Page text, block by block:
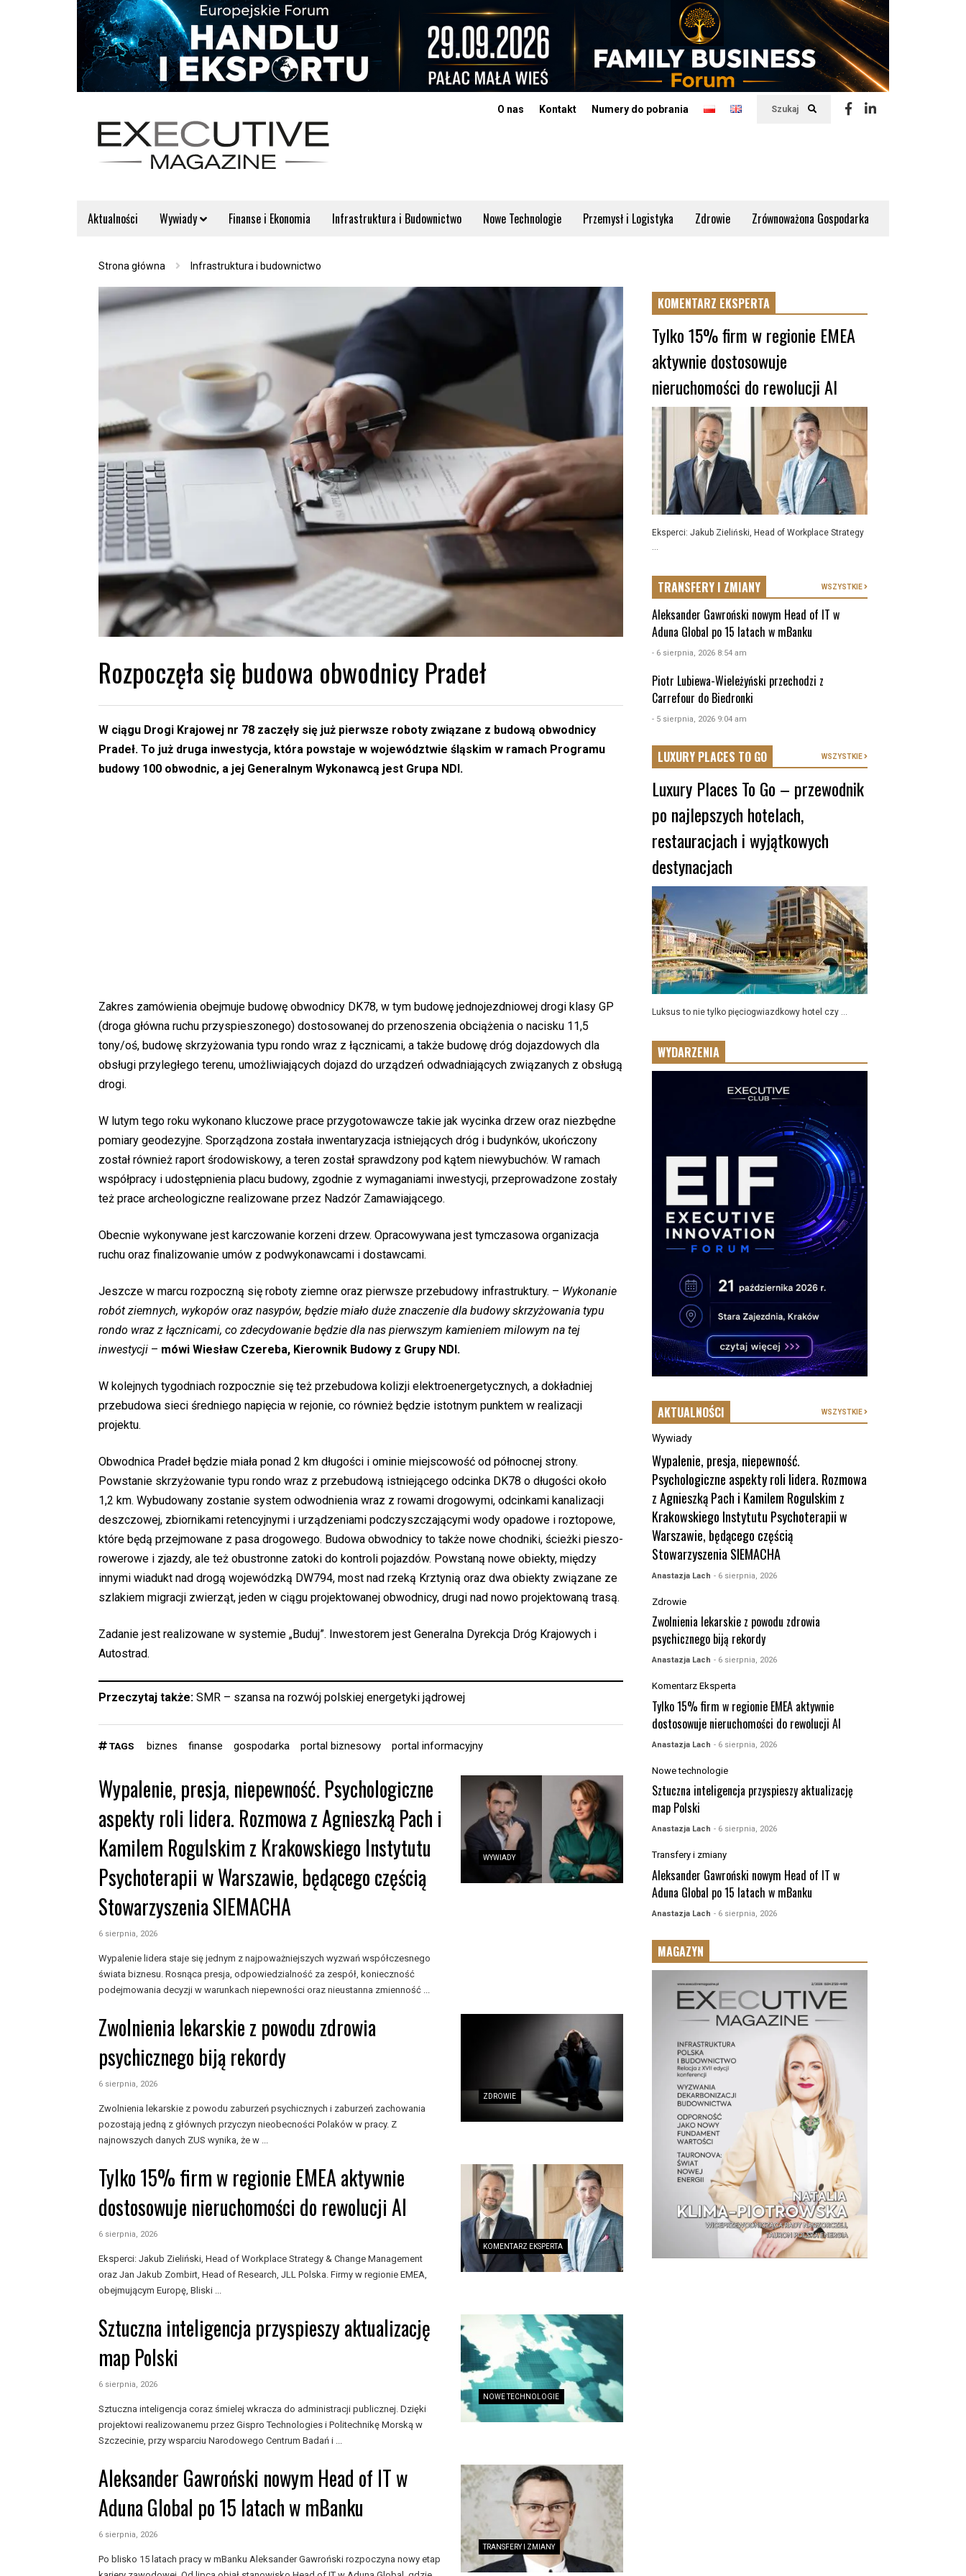
Szukaj
O nas Kontakt Numery do pobrania
Aktualności Wywiady Finanse i Ekonomia Infrastruktura i Budownictwo Nowe Technologie Przemysł i Logistyka Zdrowie Zrównoważona Gospodarka
Strona główna Infrastruktura i budownictwo
Rozpoczęła się budowa obwodnicy Pradeł
W ciągu Drogi Krajowej nr 78 zaczęły się już pierwsze roboty związane z budową obwodnicy
Pradeł. To już druga inwestycja, która powstaje w województwie śląskim w ramach Programu
budowy 100 obwodnic, a jej Generalnym Wykonawcą jest Grupa NDI.
Zakres zamówienia obejmuje budowę obwodnicy DK78, w tym budowę jednojezdniowej drogi klasy GP
(droga główna ruchu przyspieszonego) dostosowanej do przenoszenia obciążenia o nacisku 11,5
tony/oś, budowę skrzyżowania typu rondo wraz z łącznicami, a także budowę dróg dojazdowych dla
obsługi przyległego terenu, umożliwiających dojazd do urządzeń odwadniających związanych z obsługą
drogi.
W lutym tego roku wykonano kluczowe prace przygotowawcze takie jak wycinka drzew oraz niezbędne
pomiary geodezyjne. Sporządzona została inwentaryzacja istniejących dróg i budynków, ukończony
został również raport środowiskowy, a teren został sprawdzony pod kątem niewybuchów. W ramach
współpracy i udostępnienia placu budowy, zgodnie z wymaganiami inwestycji, przeprowadzone zostały
też prace archeologiczne realizowane przez Nadzór Zamawiającego.
Obecnie wykonywane jest karczowanie korzeni drzew. Opracowywana jest tymczasowa organizacja
ruchu oraz finalizowanie umów z podwykonawcami i dostawcami.
Jeszcze w marcu rozpoczną się roboty ziemne oraz pierwsze przebudowy infrastruktury. – Wykonanie
robót ziemnych, wykopów oraz nasypów, będzie miało duże znaczenie dla budowy skrzyżowania typu
rondo wraz z łącznicami, co zdecydowanie będzie dla nas pierwszym kamieniem milowym na tej
inwestycji – mówi Wiesław Czereba, Kierownik Budowy z Grupy NDI.
W kolejnych tygodniach rozpocznie się też przebudowa kolizji elektroenergetycznych, a dokładniej
przebudowa sieci średniego napięcia w rejonie, co również będzie istotnym punktem w realizacji
projektu.
Obwodnica Pradeł będzie miała ponad 2 km długości i ominie miejscowość od północnej strony.
Powstanie skrzyżowanie typu rondo wraz z przebudową istniejącego odcinka DK78 o długości około
1,2 km. Wybudowany zostanie system odwodnienia wraz z rowami drogowymi, odcinkami kanalizacji
deszczowej, zbiornikami retencyjnymi i urządzeniami podczyszczającymi wody opadowe i roztopowe,
które będą przejmowane z pasa drogowego. Budowa obwodnicy to także nowe chodniki, ścieżki pieszo-
rowerowe i zjazdy, ale też obustronne zatoki do kontroli pojazdów. Powstaną nowe obiekty, między
innymi wiadukt nad drogą wojewódzką DW794, most nad rzeką Krztynią oraz dwa obiekty związane ze
szlakiem migracji zwierząt, jeden w ciągu projektowanej obwodnicy, drugi nad nowo projektowaną trasą.
Zadanie jest realizowane w systemie „Buduj”. Inwestorem jest Generalna Dyrekcja Dróg Krajowych i
Autostrad.
Przeczytaj także: SMR – szansa na rozwój polskiej energetyki jądrowej
TAGS biznes finanse gospodarka portal biznesowy portal informacyjny
WYWIADY
Wypalenie, presja, niepewność. Psychologiczne
aspekty roli lidera. Rozmowa z Agnieszką Pach i
Kamilem Rogulskim z Krakowskiego Instytutu
Psychoterapii w Warszawie, będącego częścią
Stowarzyszenia SIEMACHA
6 sierpnia, 2026
Wypalenie lidera staje się jednym z najpoważniejszych wyzwań współczesnego
świata biznesu. Rosnąca presja, odpowiedzialność za zespół, konieczność
podejmowania decyzji w warunkach niepewności oraz nieustanna zmienność ...
ZDROWIE
Zwolnienia lekarskie z powodu zdrowia
psychicznego biją rekordy
6 sierpnia, 2026
Zwolnienia lekarskie z powodu zaburzeń psychicznych i zaburzeń zachowania
pozostają jedną z głównych przyczyn nieobecności Polaków w pracy. Z
najnowszych danych ZUS wynika, że w ...
KOMENTARZ EKSPERTA
Tylko 15% firm w regionie EMEA aktywnie
dostosowuje nieruchomości do rewolucji AI
6 sierpnia, 2026
Eksperci: Jakub Zieliński, Head of Workplace Strategy & Change Management
oraz Jan Jakub Zombirt, Head of Research, JLL Polska. Firmy w regionie EMEA,
obejmującym Europę, Bliski ...
NOWE TECHNOLOGIE
Sztuczna inteligencja przyspieszy aktualizację
map Polski
6 sierpnia, 2026
Sztuczna inteligencja coraz śmielej wkracza do administracji publicznej. Dzięki
projektowi realizowanemu przez Gispro Technologies i Politechnikę Morską w
Szczecinie, przy wsparciu Narodowego Centrum Badań i ...
TRANSFERY I ZMIANY
Aleksander Gawroński nowym Head of IT w
Aduna Global po 15 latach w mBanku
6 sierpnia, 2026
Po blisko 15 latach pracy w mBanku Aleksander Gawroński rozpoczyna nowy etap
KOMENTARZ EKSPERTA
Tylko 15% firm w regionie EMEA
aktywnie dostosowuje
nieruchomości do rewolucji AI
Eksperci: Jakub Zieliński, Head of Workplace Strategy
...
TRANSFERY I ZMIANY WSZYSTKIE
Aleksander Gawroński nowym Head of IT w
Aduna Global po 15 latach w mBanku
- 6 sierpnia, 2026 8:54 am
Piotr Lubiewa-Wieleżyński przechodzi z
Carrefour do Biedronki
- 5 sierpnia, 2026 9:04 am
LUXURY PLACES TO GO WSZYSTKIE
Luxury Places To Go – przewodnik
po najlepszych hotelach,
restauracjach i wyjątkowych
destynacjach
Luksus to nie tylko pięciogwiazdkowy hotel czy ...
WYDARZENIA
AKTUALNOŚCI WSZYSTKIE
Wywiady
Wypalenie, presja, niepewność.
Psychologiczne aspekty roli lidera. Rozmowa
z Agnieszką Pach i Kamilem Rogulskim z
Krakowskiego Instytutu Psychoterapii w
Warszawie, będącego częścią
Stowarzyszenia SIEMACHA
Anastazja Lach - 6 sierpnia, 2026
Zdrowie
Zwolnienia lekarskie z powodu zdrowia
psychicznego biją rekordy
Anastazja Lach - 6 sierpnia, 2026
Komentarz Eksperta
Tylko 15% firm w regionie EMEA aktywnie
dostosowuje nieruchomości do rewolucji AI
Anastazja Lach - 6 sierpnia, 2026
Nowe technologie
Sztuczna inteligencja przyspieszy aktualizację
map Polski
Anastazja Lach - 6 sierpnia, 2026
Transfery i zmiany
Aleksander Gawroński nowym Head of IT w
Aduna Global po 15 latach w mBanku
Anastazja Lach - 6 sierpnia, 2026
MAGAZYN